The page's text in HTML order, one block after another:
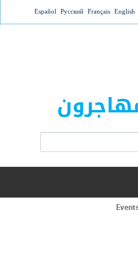
Jump to
English
Français
Русский
Español